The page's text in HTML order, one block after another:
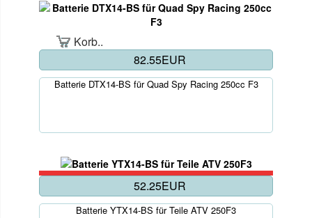
Korb..
82.55EUR
Batterie DTX14-BS für Quad Spy Racing 250cc F3
52.25EUR
Batterie YTX14-BS für Teile ATV 250F3